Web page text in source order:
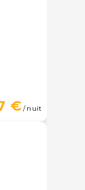
€/ nuit